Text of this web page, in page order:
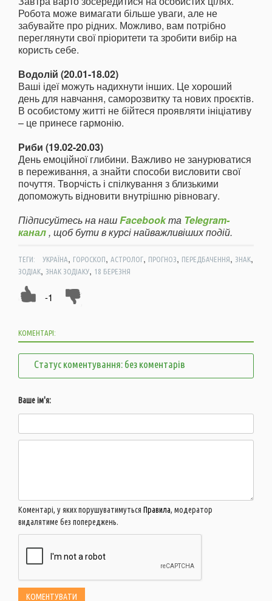
Робота може вимагати більше уваги, але не
забувайте про рідних. Можливо, вам потрібно
переглянути свої пріоритети та зробити вибір на
користь себе.
Водолій (20.01-18.02)
Ваші ідеї можуть надихнути інших. Це хороший
день для навчання, саморозвитку та нових проєктів.
В особистому житті не бійтеся проявляти ініціативу
– це принесе гармонію.
Риби (19.02-20.03)
День емоційної глибини. Важливо не занурюватися
в переживання, а знайти способи висловити свої
почуття. Творчість і спілкування з близькими
допоможуть відновити внутрішню рівновагу.
Підписуйтесь на нашFacebookта Telegram-
канал, щоб бути в курсі найважливіших подій.
ТЕГИ: УКРАЇНА, ГОРОСКОП, АСТРОЛОГ, ПРОГНОЗ, ПЕРЕДБАЧЕННЯ, ЗНАК,
ЗОДІАК, ЗНАК ЗОДІАКУ, 18 БЕРЕЗНЯ
-1
КОМЕНТАРІ:
Статус коментування: без коментарів
Ваше ім'я:
Коментарі, у яких порушуватимуться Правила, модератор
видалятиме без попереджень.